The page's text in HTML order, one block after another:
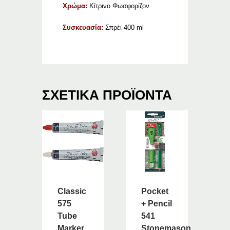
Χρώμα: Κίτρινο Φωσφορίζον
Συσκευασία: Σπρέι 400 ml
ΣΧΕΤΙΚΆ ΠΡΟΪΌΝΤΑ
Classic
575
Tube
Marker
Pocket
+ Pencil
541
Stonemason